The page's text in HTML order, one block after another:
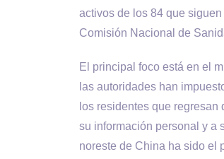
activos de los 84 que
Comisión Nacional de
El principal foco está en el
las autoridades han
los residentes que
su información personal y a
noreste de China ha sido el